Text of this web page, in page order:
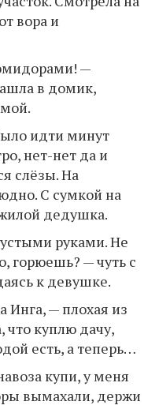
вора и
—
в домик,
идти минут
нет-нет да и
слёзы. На
С сумкой на
дедушка.
руками. Не
горюешь? — чуть с
к девушке.
Инга, — плохая из
что куплю дачу,
есть, а теперь…
купи, у меня
вымахали, держи